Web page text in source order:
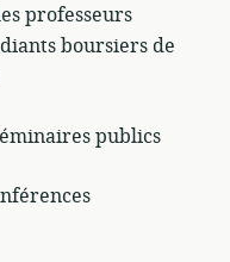
professeurs
boursiers de
publics